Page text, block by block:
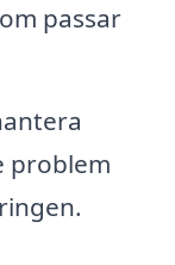
passar
problem